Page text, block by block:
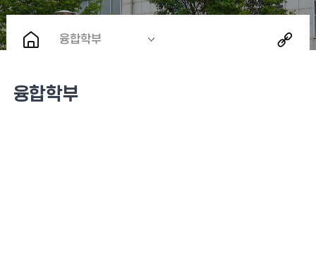
융합학부
융합학부